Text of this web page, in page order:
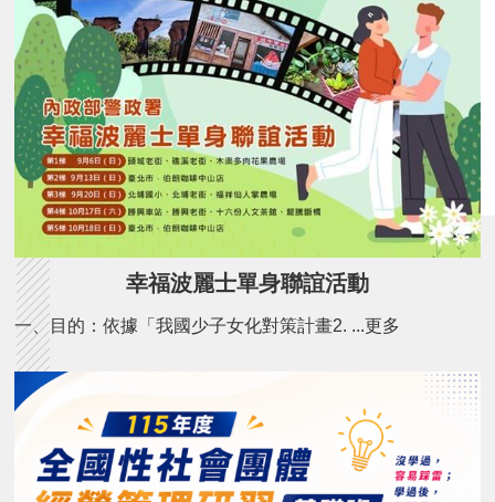
幸福波麗士單身聯誼活動
一、目的：依據「我國少子女化對策計畫2. ...更多